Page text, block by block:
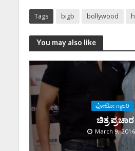
Tags bigb bollywood
You may also like
ಫೋಟೋ ಗ್ಯಾಲರಿ
ಚಿತ್ರ ಪ್ರಚಾರ
March 9, 2016